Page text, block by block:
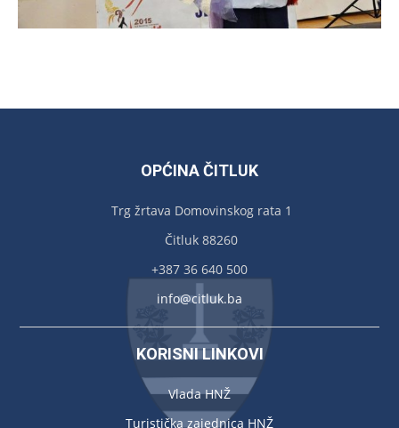
OPĆINA ČITLUK
Trg žrtava Domovinskog rata 1
Čitluk 88260
+387 36 640 500
info@citluk.ba
KORISNI LINKOVI
Vlada HNŽ
Turistička zajednica HNŽ